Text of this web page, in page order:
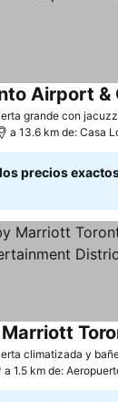
grande con
a 13.6 km de: Casa
precios
climatizada y
a 1.5 km de: